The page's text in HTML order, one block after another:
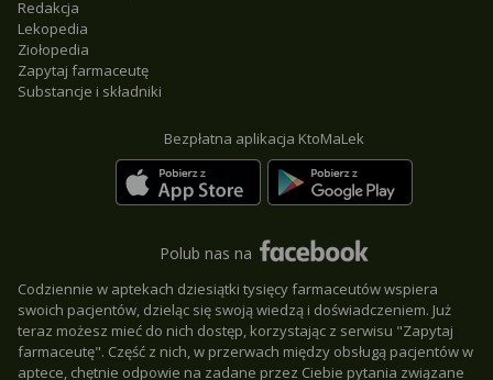
Redakcja
Lekopedia
Ziołopedia
Zapytaj farmaceutę
Substancje i składniki
Bezpłatna aplikacja KtoMaLek
Polub nas na
Codziennie w aptekach dziesiątki tysięcy farmaceutów wspiera
swoich pacjentów, dzieląc się swoją wiedzą i doświadczeniem. Już
teraz możesz mieć do nich dostęp, korzystając z serwisu "Zapytaj
farmaceutę". Część z nich, w przerwach między obsługą pacjentów w
aptece, chętnie odpowie na zadane przez Ciebie pytania związane